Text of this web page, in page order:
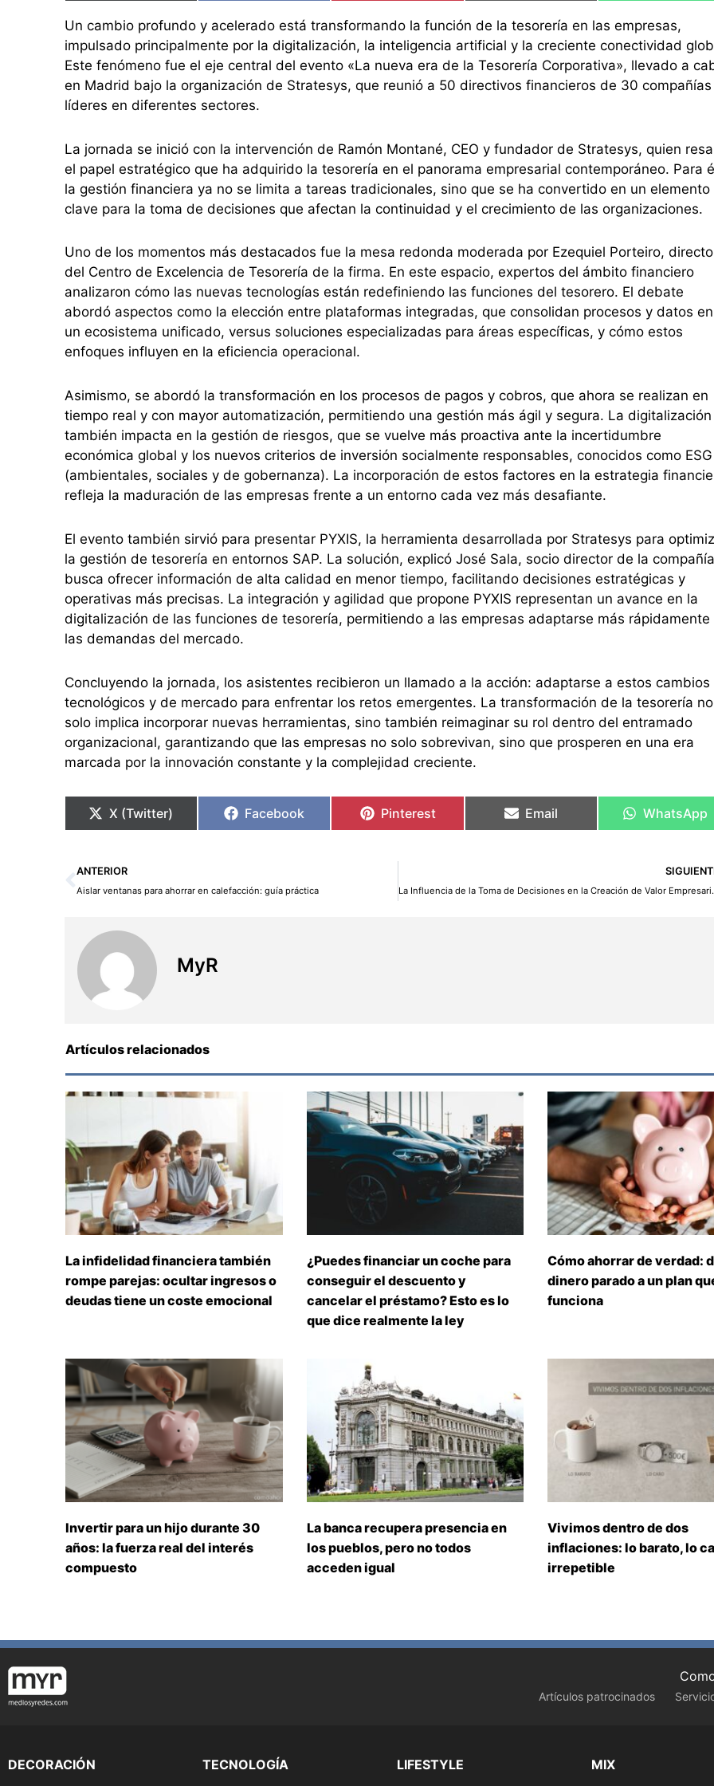
Un cambio profundo y acelerado está transformando la función de la tesorería en las empresas,
impulsado principalmente por la digitalización, la inteligencia artificial y la creciente conectividad
Este fenómeno fue el eje central del evento «La nueva era de la Tesorería Corporativa», llevado a
en Madrid bajo la organización de Stratesys, que reunió a 50 directivos financieros de 30 compañías
líderes en diferentes sectores.
La jornada se inició con la intervención de Ramón Montané, CEO y fundador de Stratesys, quien
el papel estratégico que ha adquirido la tesorería en el panorama empresarial contemporáneo. Para
la gestión financiera ya no se limita a tareas tradicionales, sino que se ha convertido en un elemento
clave para la toma de decisiones que afectan la continuidad y el crecimiento de las organizaciones.
Uno de los momentos más destacados fue la mesa redonda moderada por Ezequiel Porteiro,
del Centro de Excelencia de Tesorería de la firma. En este espacio, expertos del ámbito financiero
analizaron cómo las nuevas tecnologías están redefiniendo las funciones del tesorero. El debate
abordó aspectos como la elección entre plataformas integradas, que consolidan procesos y datos en
un ecosistema unificado, versus soluciones especializadas para áreas específicas, y cómo estos
enfoques influyen en la eficiencia operacional.
Asimismo, se abordó la transformación en los procesos de pagos y cobros, que ahora se realizan en
tiempo real y con mayor automatización, permitiendo una gestión más ágil y segura. La digitalización
también impacta en la gestión de riesgos, que se vuelve más proactiva ante la incertidumbre
económica global y los nuevos criterios de inversión socialmente responsables, conocidos como ESG
(ambientales, sociales y de gobernanza). La incorporación de estos factores en la estrategia
refleja la maduración de las empresas frente a un entorno cada vez más desafiante.
El evento también sirvió para presentar PYXIS, la herramienta desarrollada por Stratesys para
la gestión de tesorería en entornos SAP. La solución, explicó José Sala, socio director de la
busca ofrecer información de alta calidad en menor tiempo, facilitando decisiones estratégicas y
operativas más precisas. La integración y agilidad que propone PYXIS representan un avance en la
digitalización de las funciones de tesorería, permitiendo a las empresas adaptarse más rápidamente
las demandas del mercado.
Concluyendo la jornada, los asistentes recibieron un llamado a la acción: adaptarse a estos cambios
tecnológicos y de mercado para enfrentar los retos emergentes. La transformación de la tesorería no
solo implica incorporar nuevas herramientas, sino también reimaginar su rol dentro del entramado
organizacional, garantizando que las empresas no solo sobrevivan, sino que prosperen en una era
marcada por la innovación constante y la complejidad creciente.
X (Twitter) Facebook Pinterest Email WhatsApp
Ant
ANTERIOR
Aislar ventanas para ahorrar en calefacción: guía práctica La Influencia de la
MyR
Artículos relacionados
La infidelidad financiera también
rompe parejas: ocultar ingresos o
deudas tiene un coste emocional
¿Puedes financiar un coche para
conseguir el descuento y
cancelar el préstamo? Esto es lo
que dice realmente la ley
Cómo ahorrar de verdad:
dinero parado a un plan
funciona
Invertir para un hijo durante 30
años: la fuerza real del interés
compuesto
La banca recupera presencia en
los pueblos, pero no todos
acceden igual
Vivimos dentro de dos
inflaciones: lo barato, lo
irrepetible
Artículos patrocinados
DECORACIÓN TECNOLOGÍA LIFESTYLE MIX